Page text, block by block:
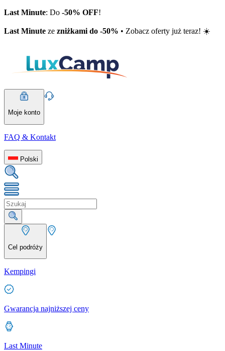
Last Minute: Do -50% OFF!
Last Minute ze zniżkami do -50% • Zobacz oferty już teraz! ☀️
Moje konto
FAQ & Kontakt
Polski
Cel podróży
Kempingi
Gwarancja najniższej ceny
Last Minute